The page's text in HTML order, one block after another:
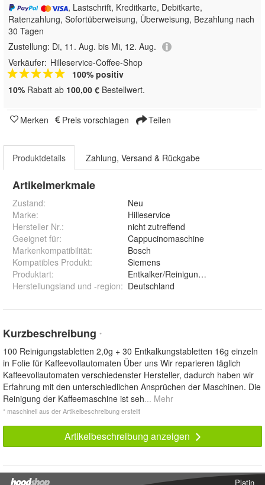
, Lastschrift, Kreditkarte, Debitkarte,
Ratenzahlung, Sofortüberweisung, Überweisung, Bezahlung nach
30 Tagen
Zustellung: Di, 11. Aug. bis Mi, 12. Aug.
Verkäufer: Hilleservice-Coffee-Shop
100% positiv
10% Rabatt ab 100,00 € Bestellwert.
Merken Preis vorschlagen Teilen
Produktdetails Zahlung, Versand & Rückgabe
Artikelmerkmale
Zustand:
Neu
Marke:
Hilleservice
Hersteller Nr.:
nicht zutreffend
Geeignet für:
Cappucinomaschine
Markenkompatibilität:
Bosch
Kompatibles Produkt:
Siemens
Produktart:
Entkalker/Reinigungstabs
Herstellungsland und -region: Deutschland
Kurzbeschreibung *
100 Reinigungstabletten 2,0g + 30 Entkalkungstabletten 16g einzeln
in Folie für Kaffeevollautomaten Über uns Wir reparieren täglich
Kaffeevollautomaten verschiedenster Hersteller, dadurch haben wir
Erfahrung mit den unterschiedlichen Ansprüchen der Maschinen. Die
Reinigung der Kaffeemaschine ist seh... Mehr
* maschinell aus der Artikelbeschreibung erstellt
Artikelbeschreibung anzeigen
Platin